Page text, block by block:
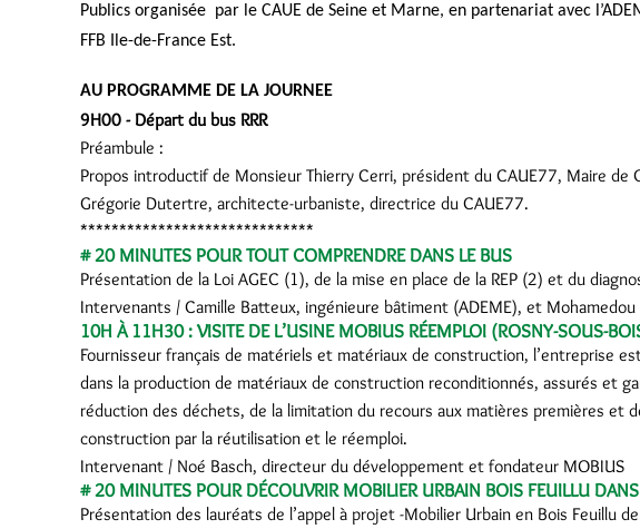
Publics organisée par le CAUE de Seine et Marne, en partenariat avec
FFB Ile-de-France Est.
AU PROGRAMME DE LA JOURNEE
9H00 - Départ du bus RRR
Préambule :
Propos introductif de Monsieur Thierry Cerri, président du CAUE77, Maire de
Grégorie Dutertre, architecte-urbaniste, directrice du CAUE77.
******************************
# 20 MINUTES POUR TOUT COMPRENDRE DANS LE BUS
Présentation de la Loi AGEC (1), de la mise en place de la REP (2) et du
Intervenants / Camille Batteux, ingénieure bâtiment (ADEME), et
10H À 11H30 : VISITE DE L’USINE MOBIUS RÉEMPLOI (ROSNY-SOUS-
Fournisseur français de matériels et matériaux de construction, l’entreprise
dans la production de matériaux de construction reconditionnés, assurés et
réduction des déchets, de la limitation du recours aux matières premières et
construction par la réutilisation et le réemploi.
Intervenant / Noé Basch, directeur du développement et fondateur MOBIUS
# 20 MINUTES POUR DÉCOUVRIR MOBILIER URBAIN BOIS FEUILLU
Présentation des lauréats de l’appel à projet -Mobilier Urbain en Bois Feuillu